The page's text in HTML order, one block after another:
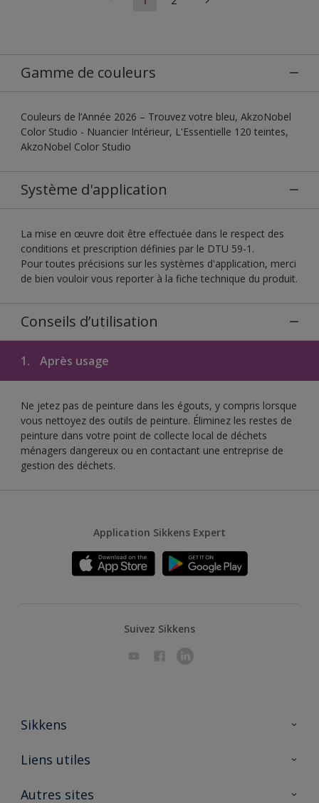
Gamme de couleurs
Couleurs de l’Année 2026 – Trouvez votre bleu, AkzoNobel
Color Studio - Nuancier Intérieur, L'Essentielle 120 teintes,
AkzoNobel Color Studio
Système d'application
La mise en œuvre doit être effectuée dans le respect des
conditions et prescription définies par le DTU 59-1.
Pour toutes précisions sur les systèmes d'application, merci
de bien vouloir vous reporter à la fiche technique du produit.
Conseils d’utilisation
1. Après usage
Ne jetez pas de peinture dans les égouts, y compris lorsque
vous nettoyez des outils de peinture. Éliminez les restes de
peinture dans votre point de collecte local de déchets
ménagers dangereux ou en contactant une entreprise de
gestion des déchets.
Application Sikkens Expert
Suivez Sikkens
Sikkens
A propos de Sikkens
Liens utiles
Ouvrir un magasin PASS
Autres sites